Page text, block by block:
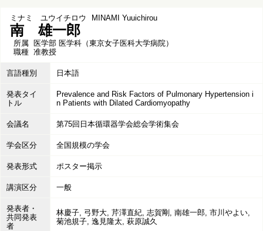
ミナミ ユウイチロウ MINAMI Yuuichirou
南 雄一郎
所属 医学部 医学科（東京女子医科大学病院）
職種 准教授
言語種別 日本語
発表タイ
トル
Prevalence and Risk Factors of Pulmonary Hypertension i
n Patients with Dilated Cardiomyopathy
会議名 第75回日本循環器学会総会学術集会
学会区分 全国規模の学会
発表形式 ポスター掲示
講演区分 一般
発表者・
共同発表
者
林慶子, 弓野大, 芹澤直紀, 志賀剛, 南雄一郎, 市川やよい,
菊池規子, 逸見隆太, 萩原誠久